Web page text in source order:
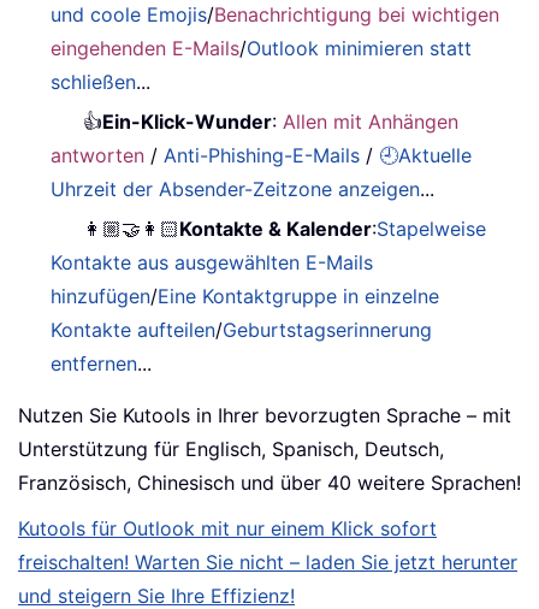
und coole Emojis/Benachrichtigung bei wichtigen
eingehenden E-Mails/Outlook minimieren statt
schließen...
👍Ein-Klick-Wunder: Allen mit Anhängen
antworten / Anti-Phishing-E-Mails / 🕘Aktuelle
Uhrzeit der Absender-Zeitzone anzeigen...
👩🏼‍🤝‍👩🏻Kontakte & Kalender:Stapelweise
Kontakte aus ausgewählten E-Mails
hinzufügen/Eine Kontaktgruppe in einzelne
Kontakte aufteilen/Geburtstagserinnerung
entfernen...
Nutzen Sie Kutools in Ihrer bevorzugten Sprache – mit
Unterstützung für Englisch, Spanisch, Deutsch,
Französisch, Chinesisch und über 40 weitere Sprachen!
Kutools für Outlook mit nur einem Klick sofort
freischalten! Warten Sie nicht – laden Sie jetzt herunter
und steigern Sie Ihre Effizienz!